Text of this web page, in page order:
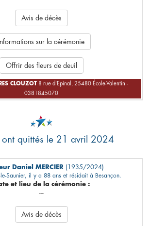
Avis de décès
Informations sur la cérémonie
Offrir des fleurs de deuil
CLOUZOT 8 rue d'Epinal, 25480 École-Valentin -
0381845070
ont quittés le 21 avril 2024
Daniel MERCIER (1935/2024)
le-Saunier, il y a 88 ans et résidait à Besançon.
et lieu de la cérémonie :
---
Avis de décès